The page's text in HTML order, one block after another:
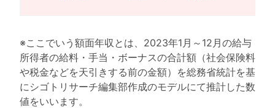
※ここでいう額面年収とは、2023年1月～12月の給与
所得者の給料・手当・ボーナスの合計額（社会保険料
や税金などを天引きする前の金額）を総務省統計を基
にシゴトリサーチ編集部作成のモデルにて推計した数
値をいいます。